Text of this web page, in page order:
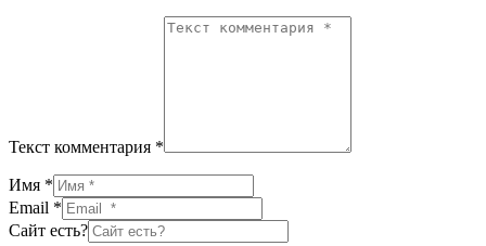
Текст комментария *
Имя *
Email *
Сайт есть?